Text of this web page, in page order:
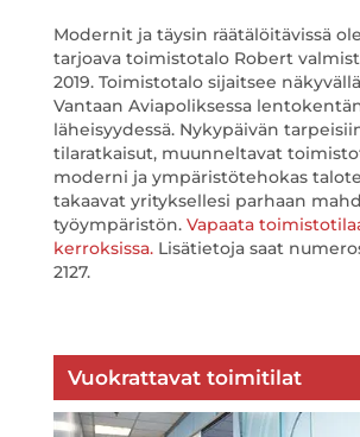
Modernit ja täysin räätälöitävissä
tarjoava toimistotalo Robert
2019. Toimistotalo sijaitsee
Vantaan Aviapoliksessa
läheisyydessä. Nykypäivän
tilaratkaisut, muunneltavat
moderni ja ympäristötehokas
takaavat yrityksellesi parhaan
työympäristön. Vapaata
kerroksissa.Lisätietoja saat
2127.
Vuokrattavat toimitilat